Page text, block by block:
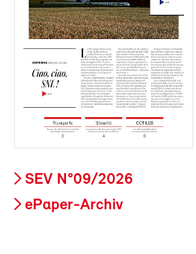
SEV N°09/2026
ePaper-Archiv